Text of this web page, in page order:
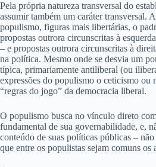
Pela própria natureza transversal do
assumir também um caráter transversal.
populismo, figuras mais libertárias, o
propostas outrora circunscritas à
– e propostas outrora circunscritas à
na política. Mesmo onde se desvia um
típica, primariamente antiliberal (ou
expressões do populismo o ceticismo ou
“regras do jogo” da democracia liberal.
O populismo busca no vínculo direto
fundamental de sua governabilidade, e,
conteúdo de suas políticas públicas –
que entre os populistas sejam comuns os